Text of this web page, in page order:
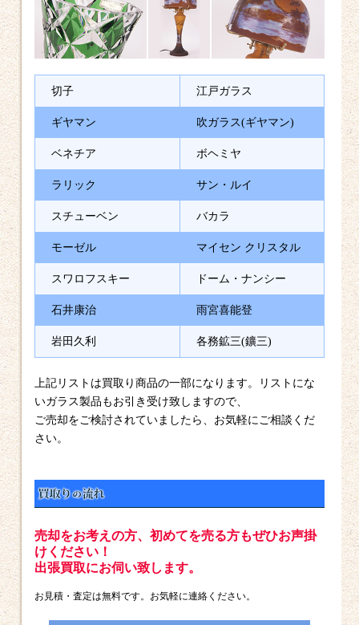
切子 江戸ガラス
ギヤマン 吹ガラス(ギヤマン)
ベネチア ボヘミヤ
ラリック サン・ルイ
スチューベン バカラ
モーゼル マイセン クリスタル
スワロフスキー ドーム・ナンシー
石井康治 雨宮喜能登
岩田久利 各務鉱三(鑛三)
上記リストは買取り商品の一部になります。リストにな
いガラス製品もお引き受け致しますので、
ご売却をご検討されていましたら、お気軽にご相談くだ
さい。
売却をお考えの方、初めてを売る方もぜひお声掛
けください！
出張買取にお伺い致します。
お見積・査定は無料です。お気軽に連絡ください。